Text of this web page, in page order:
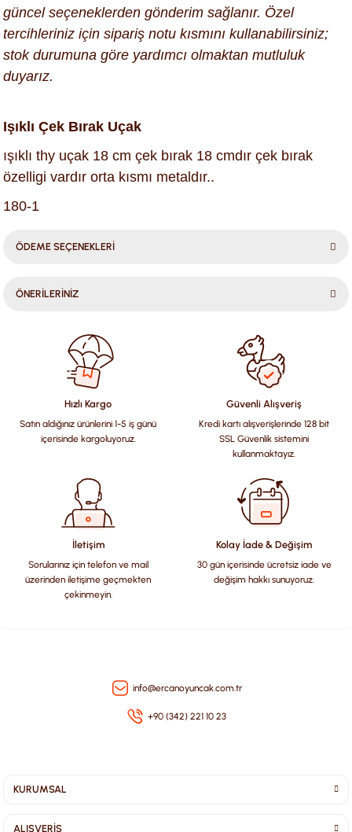
güncel seçeneklerden gönderim sağlanır. Özel
tercihleriniz için sipariş notu kısmını kullanabilirsiniz;
stok durumuna göre yardımcı olmaktan mutluluk
duyarız.
Işıklı Çek Bırak Uçak
ışıklı thy uçak 18 cm çek bırak 18 cmdır çek bırak
özelligi vardır orta kısmı metaldır..
180-1
ÖDEME SEÇENEKLERİ
ÖNERİLERİNİZ
konularda yetersiz gördüğünüz noktaları öneri formunu
kullanarak tarafımıza iletebilirsiniz.
Görüş ve önerileriniz için teşekkür ederiz.
Ürün resmi kalitesiz, bozuk veya görüntülenemiyor.
Ürün açıklamasında eksik bilgiler bulunuyor.
Ürün bilgilerinde hatalar bulunuyor.
Ürün fiyatı diğer sitelerden daha pahalı.
Bu ürüne benzer farklı alternatifler olmalı.
Hızlı Kargo
Satın aldığınız ürünlerini 1-5 iş günü
içerisinde kargoluyoruz.
Güvenli Alışveriş
Kredi kartı alışverişlerinde 128 bit
SSL Güvenlik sistemini
kullanmaktayız.
İletişim
Sorularınız için telefon ve mail
üzerinden iletişime geçmekten
çekinmeyin.
Kolay İade & Değişim
30 gün içerisinde ücretsiz iade ve
değişim hakkı sunuyoruz.
info@ercanoyuncak.com.tr
+90 (342) 221 10 23
KURUMSAL
ALIŞVERİŞ